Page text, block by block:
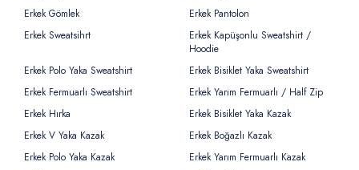
Erkek Gömlek
Erkek Pantolon
Erkek Sweatsihrt
Erkek Kapüşonlu Sweatshirt /
Hoodie
Erkek Polo Yaka Sweatshirt
Erkek Bisiklet Yaka Sweatshirt
Erkek Fermuarlı Sweatshirt
Erkek Yarım Fermuarlı / Half Zip
Erkek Hırka
Erkek Bisiklet Yaka Kazak
Erkek V Yaka Kazak
Erkek Boğazlı Kazak
Erkek Polo Yaka Kazak
Erkek Yarım Fermuarlı Kazak